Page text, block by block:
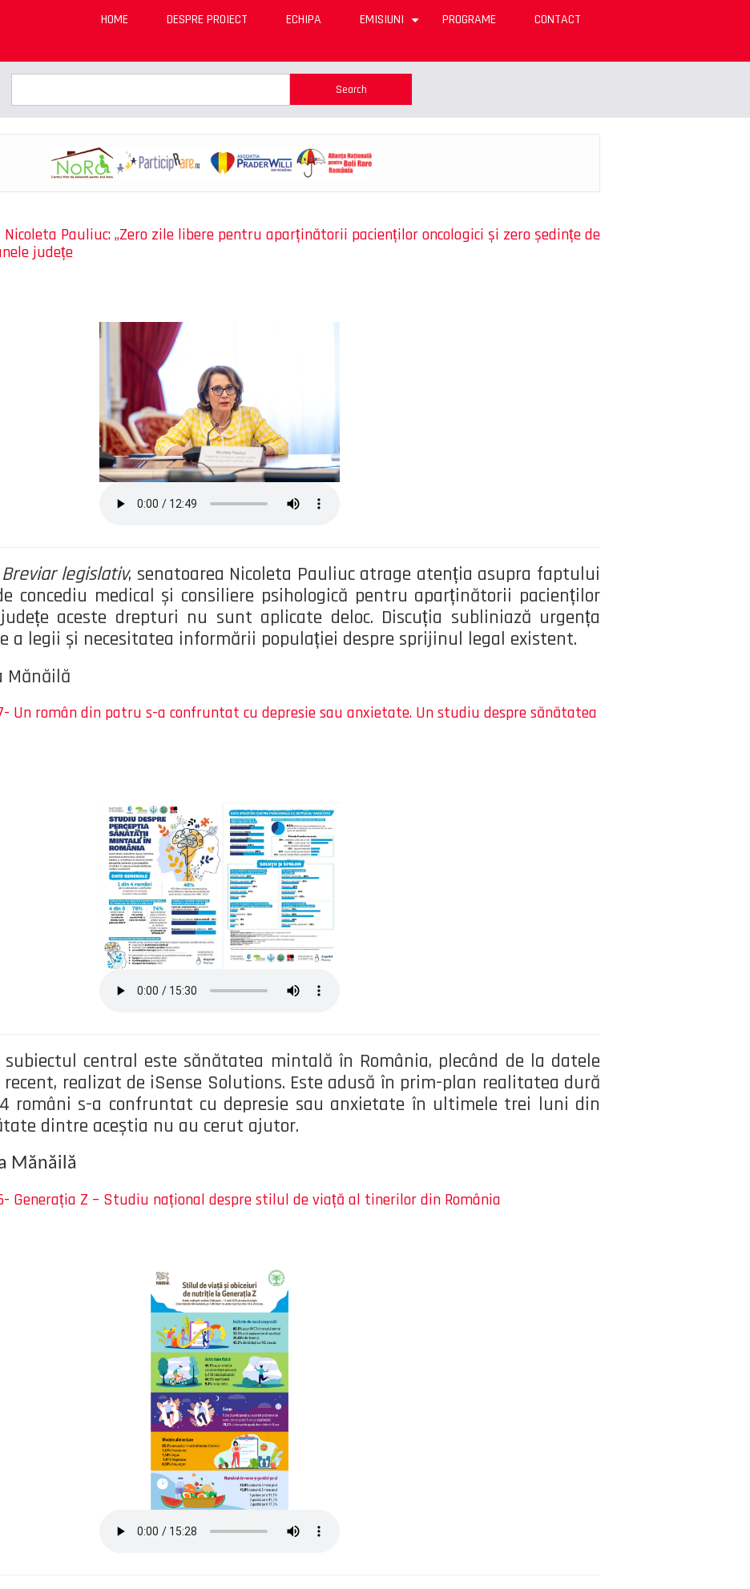
HOME DESPRE PROIECT ECHIPA EMISIUNI PROGRAME CONTACT
Pauliuc: ,,Zero zile libere pentru aparținătorii pacienților oncologici și zero ședințe de
județe
Breviar legislativ, senatoarea Nicoleta Pauliuc atrage atenția asupra faptului
concediu medical și consiliere psihologică pentru aparținătorii pacienților
aceste drepturi nu sunt aplicate deloc. Discuția subliniază urgența
a legii și necesitatea informării populației despre sprijinul legal existent.
Mănăilă
Un român din patru s-a confruntat cu depresie sau anxietate. Un studiu despre sănătatea
central este sănătatea mintală în România, plecând de la datele
realizat de iSense Solutions. Este adusă în prim-plan realitatea dură
români s-a confruntat cu depresie sau anxietate în ultimele trei luni din
dintre aceștia nu au cerut ajutor.
Mănăilă
Generația Z – Studiu național despre stilul de viață al tinerilor din România